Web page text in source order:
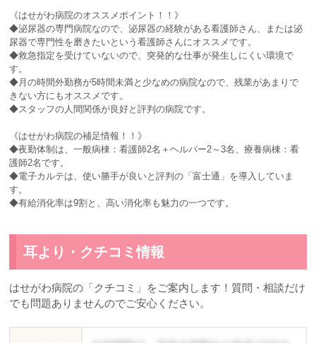
《はせがわ病院のオススメポイント！！》
◆泌尿器の専門病院なので、泌尿器の経験がある看護師さん、または泌
尿器で専門性を磨きたいという看護師さんにオススメです。
◆救急指定を受けていないので、突発的な仕事が発生しにくい環境で
す。
◆月の時間外勤務が5時間未満と少なめの病院なので、残業があまりで
きない方にもオススメです。
◆スタッフの人間関係が良好と評判の病院です。
《はせがわ病院の補足情報！！》
◆夜勤体制は、一般病棟：看護師2名＋ヘルパー2～3名、療養病棟：看
護師2名です。
◆電子カルテは、使い勝手が良いと評判の「富士通」を導入していま
す。
◆有給消化率は9割と、高い消化率も魅力の一つです。
耳より・クチコミ情報
はせがわ病院の「クチコミ」をご案内します！質問・相談だけ
でも問題ありませんのでご安心ください。